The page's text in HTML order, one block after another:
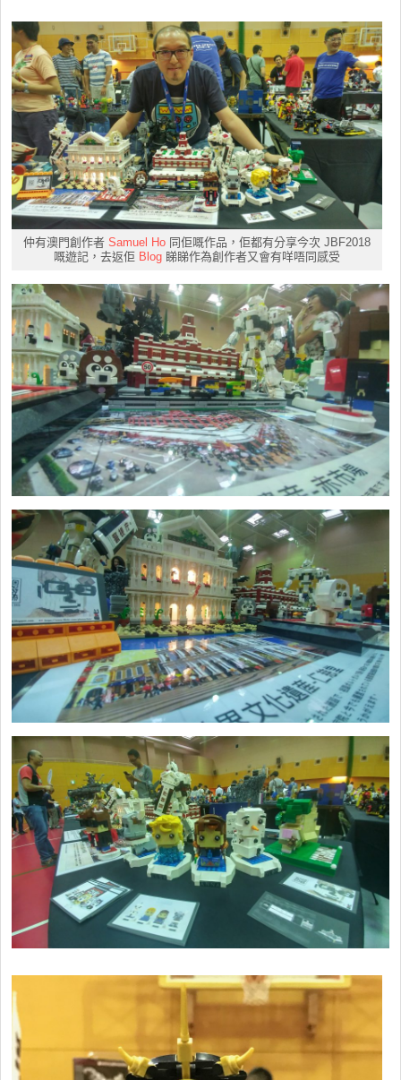
仲有澳門創作者 Samuel Ho同佢嘅作品，佢都有分享今次 JBF2018
嘅遊記，去返佢 Blog睇睇作為創作者又會有咩唔同感受